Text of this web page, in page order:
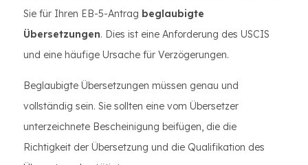
Sie für Ihren EB-5-Antrag beglaubigte
Übersetzungen. Dies ist eine Anforderung des USCIS
und eine häufige Ursache für Verzögerungen.
Beglaubigte Übersetzungen müssen genau und
vollständig sein. Sie sollten eine vom Übersetzer
unterzeichnete Bescheinigung beifügen, die die
Richtigkeit der Übersetzung und die Qualifikation des